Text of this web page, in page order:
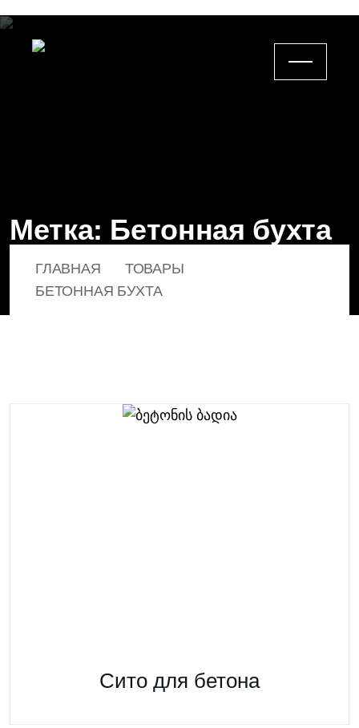
Метка: Бетонная бухта
ГЛАВНАЯ
ТОВАРЫ
БЕТОННАЯ БУХТА
Сито для бетона